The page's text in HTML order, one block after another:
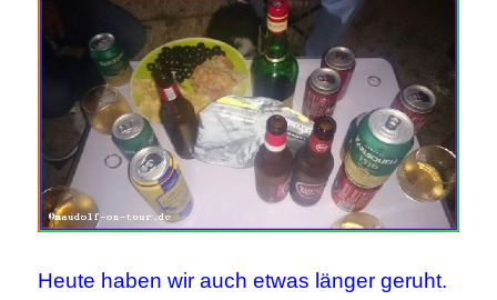
Heute haben wir auch etwas länger geruht.